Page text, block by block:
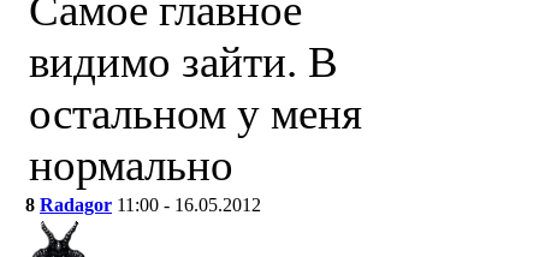
Самое главное
видимо зайти. В
остальном у меня
нормально
8 Radagor 11:00 - 16.05.2012